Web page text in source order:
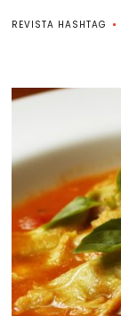
REVISTA HASHTAG